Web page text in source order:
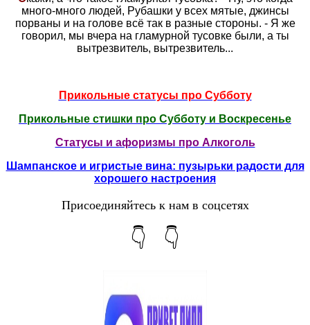
много-много людей, Рубашки у всех мятые, джинсы
порваны и на голове всё так в разные стороны. - Я же
говорил, мы вчера на гламурной тусовке были, а ты
вытрезвитель, вытрезвитель...
Прикольные статусы про Субботу
Прикольные стишки про Субботу и Воскресенье
Статусы и афоризмы про Алкоголь
Шампанское и игристые вина: пузырьки радости для
хорошего настроения
Присоединяйтесь к нам в соцсетях
👇 👇